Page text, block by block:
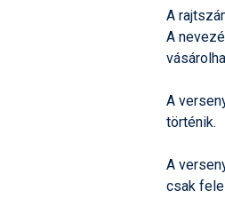
A
A
A
történik.
A
csak